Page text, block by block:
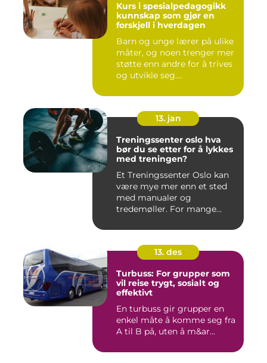
Kurs i spesialpedagogikk
kunnskap som gjør en
forskjell i hverdagen
Barn og unge lærer på ulike
måter, og noen trenger mer
støtte enn andre for å trives
og utvikle seg....
13. jan
Treningssenter oslo hva
bør du se etter for å lykkes
med treningen?
Et Treningssenter Oslo kan
være mye mer enn et sted
med manualer og
tredemøller. For mange
13. des
Turbuss: For grupper som
vil reise trygt, sosialt og
effektivt
En turbuss gir grupper en
enkel måte å komme seg fra
A til B på, uten å m&ar...